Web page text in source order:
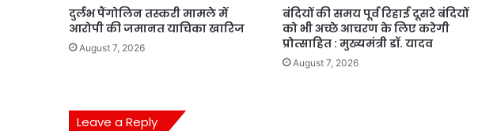
दुर्लभ पैंगोलिन तस्करी मामले में
आरोपी की जमानत याचिका खारिज
August 7, 2026
बंदियों की समय पूर्व रिहाई दूसरे बंदियों
को भी अच्छे आचरण के लिए करेगी
प्रोत्साहित : मुख्यमंत्री डॉ. यादव
August 7, 2026
Leave a Reply